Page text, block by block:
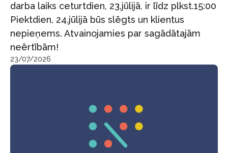
darba laiks ceturtdien, 23.jūlijā, ir līdz plkst.15:00
Piektdien, 24.jūlijā būs slēgts un klientus
nepieņems. Atvainojamies par sagādātajām
neērtībām!
23/07/2026